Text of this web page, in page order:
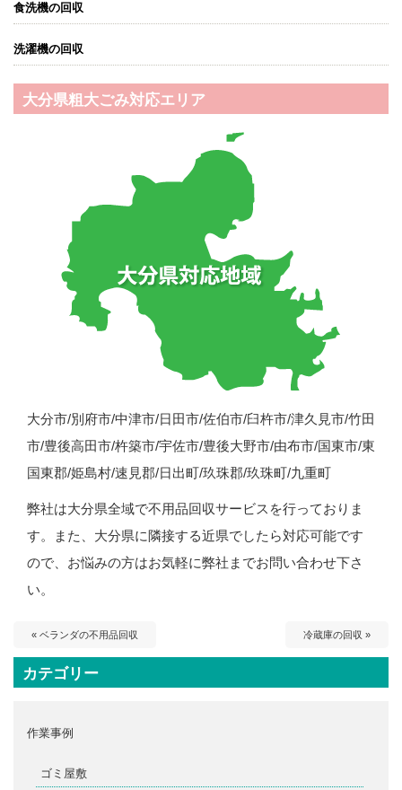
食洗機の回収
洗濯機の回収
大分県粗大ごみ対応エリア
大分市/別府市/中津市/日田市/佐伯市/臼杵市/津久見市/竹田
市/豊後高田市/杵築市/宇佐市/豊後大野市/由布市/国東市/東
国東郡/姫島村/速見郡/日出町/玖珠郡/玖珠町/九重町
弊社は大分県全域で不用品回収サービスを行っておりま
す。また、大分県に隣接する近県でしたら対応可能です
ので、お悩みの方はお気軽に弊社までお問い合わせ下さ
い。
« ベランダの不用品回収 冷蔵庫の回収 »
カテゴリー
作業事例
ゴミ屋敷